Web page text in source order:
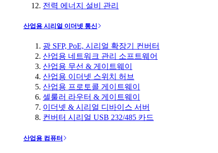
전력 에너지 설비 관리
산업용 시리얼 이더넷 통신
광 SFP, PoE, 시리얼 확장기 컨버터
산업용 네트워크 관리 소프트웨어
산업용 무선 & 게이트웨이
산업용 이더넷 스위치 허브
산업용 프로토콜 게이트웨이
셀룰러 라우터 & 게이트웨이
이더넷 & 시리얼 디바이스 서버
컨버터 시리얼 USB 232/485 카드
산업용 컴퓨터